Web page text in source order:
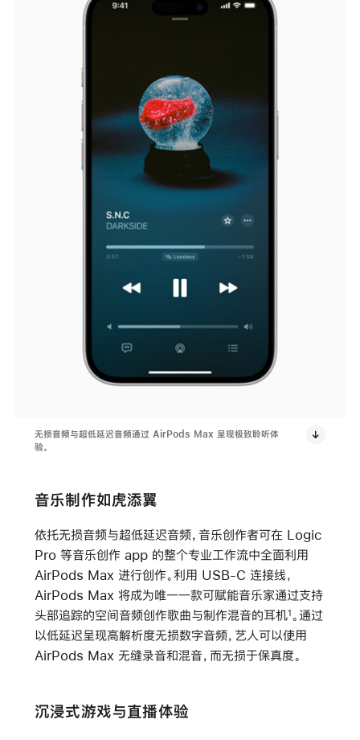
无损音频与超低延迟音频通过 AirPods Max 呈现极致聆听体
验。
音乐制作如虎添翼
依托无损音频与超低延迟音频，音乐创作者可在 Logic
Pro 等音乐创作 app 的整个专业工作流中全面利用
AirPods Max 进行创作。利用 USB-C 连接线，
AirPods Max 将成为唯一一款可赋能音乐家通过支持
头部追踪的空间音频创作歌曲与制作混音的耳机1 。通过
以低延迟呈现高解析度无损数字音频，艺人可以使用
AirPods Max 无缝录音和混音，而无损于保真度。
沉浸式游戏与直播体验